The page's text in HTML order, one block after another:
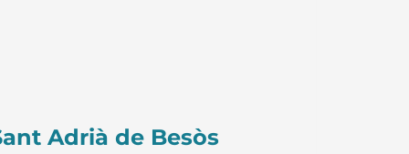
Adrià de Besòs